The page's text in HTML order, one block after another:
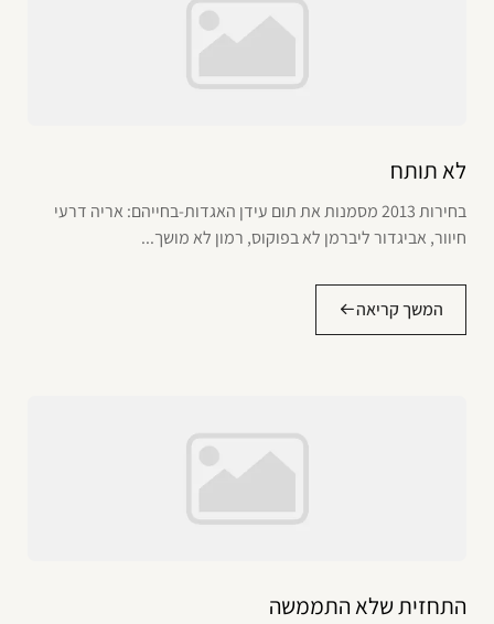
לא תותח
בחירות 2013 מסמנות את תום עידן האגדות-בחייהם: אריה דרעי
חיוור, אביגדור ליברמן לא בפוקוס, רמון לא מושך...
המשך קריאה
התחזית שלא התממשה